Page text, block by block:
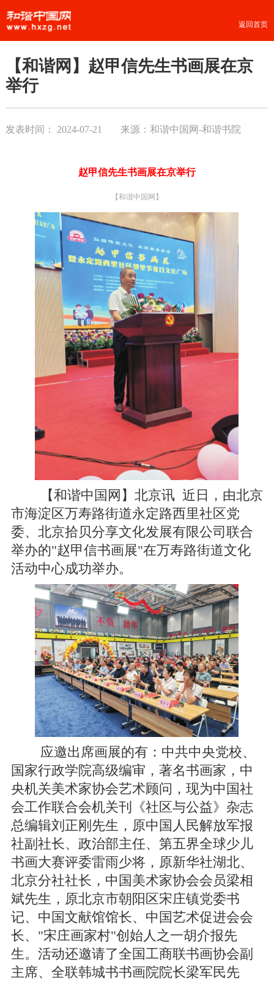
返回首页
【和谐网】赵甲信先生书画展在京
举行
发表时间： 2024-07-21 来源：和谐中国网-和谐书院
赵甲信先生书画展在京举行
【和谐中国网】
【和谐中国网】北京讯 近日，由北京
市海淀区万寿路街道永定路西里社区党
委、北京拾贝分享文化发展有限公司联合
举办的"赵甲信书画展"在万寿路街道文化
活动中心成功举办。
应邀出席画展的有：中共中央党校、
国家行政学院高级编审，著名书画家，中
央机关美术家协会艺术顾问，现为中国社
会工作联合会机关刊《社区与公益》杂志
总编辑刘正刚先生，原中国人民解放军报
社副社长、政治部主任、第五界全球少儿
书画大赛评委雷雨少将，原新华社湖北、
北京分社社长，中国美术家协会会员梁相
斌先生，原北京市朝阳区宋庄镇党委书
记、中国文献馆馆长、中国艺术促进会会
长、"宋庄画家村"创始人之一胡介报先
生。活动还邀请了全国工商联书画协会副
主席、全联韩城书书画院院长梁军民先